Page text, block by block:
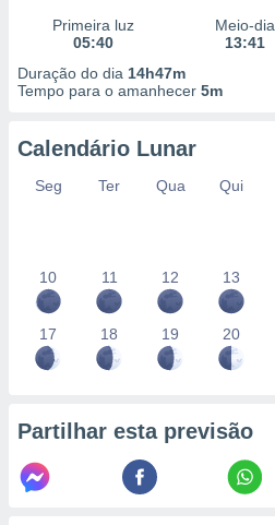
Primeira luz
05:40
Meio-dia
13:41
Duração do dia 14h47m
Tempo para o amanhecer 5m
Calendário Lunar
Seg Ter Qua Qui
10 11 12 13
17 18 19 20
Partilhar esta previsão